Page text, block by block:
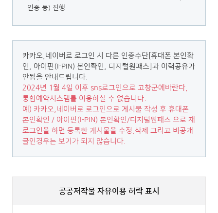
인증 등) 진행
카카오,네이버로 로그인 시 다른 인증수단[휴대폰 본인확
인, 아이핀(I-PIN) 본인확인, 디지털원패스]과 이력공유가
안됨을 안내드립니다.
2024년 1월 4일 이후 sns로그인으로 고창군에바란다,
통합예약시스템를 이용하실 수 없습니다.
예) 카카오,네이버로 로그인으로 게시물 작성 후 휴대폰
본인확인 / 아이핀(I-PIN) 본인확인/디지털원패스 으로 재
로그인을 하면 등록한 게시물을 수정,삭제 그리고 비공개
글인경우는 보기가 되지 않습니다.
공공저작물 자유이용 허락 표시